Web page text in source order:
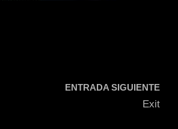
ENTRADA SIGUIENTE
Exit